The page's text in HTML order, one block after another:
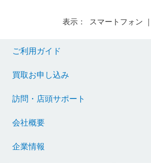
表示： スマートフォン ｜
ご利用ガイド
買取お申し込み
訪問・店頭サポート
会社概要
企業情報